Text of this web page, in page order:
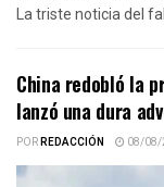
La triste noticia del
China redobló la
lanzó una dura
PORREDACCIÓN 08/08/